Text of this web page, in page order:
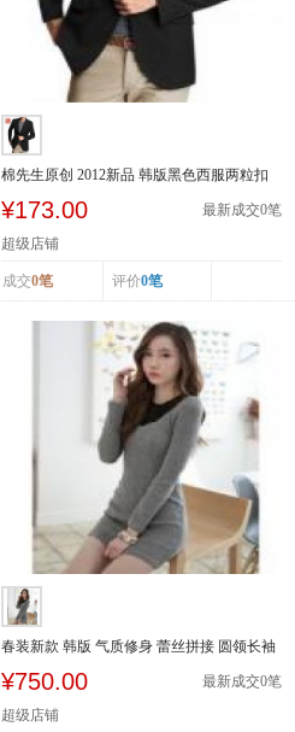
棉先生原创 2012新品 韩版黑色西服两粒扣
¥173.00 最新成交0笔
超级店铺
成交0笔 评价0笔
春装新款 韩版 气质修身 蕾丝拼接 圆领长袖
¥750.00 最新成交0笔
超级店铺